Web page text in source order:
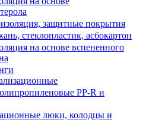
защитные покрытия
стеклопластик, асбокартон
на основе вспененного
PP-R и
люки, колодцы и